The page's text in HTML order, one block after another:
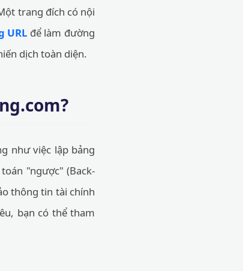
trang đích có nội
URL để làm đường
dịch toàn diện.
như việc lập bảng
"ngược" (Back-
thông tin tài chính
bạn có thể tham